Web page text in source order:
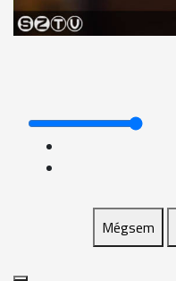
Mégsem